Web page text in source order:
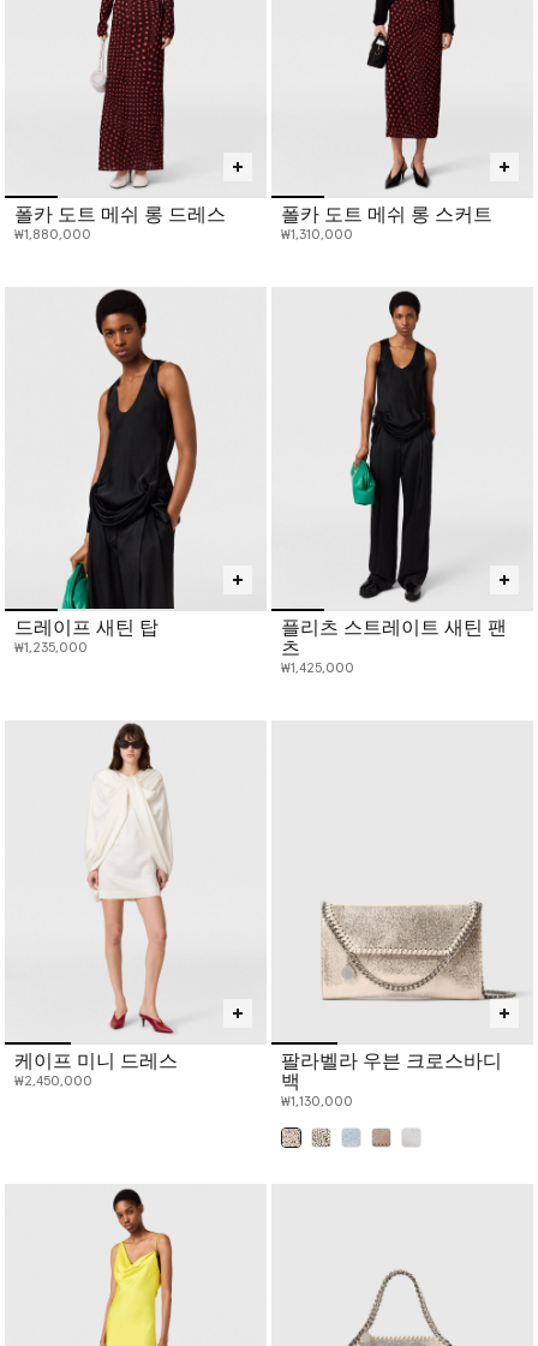
폴카 도트 메쉬 롱 드레스
₩1,880,000
폴카 도트 메쉬 롱 스커트
₩1,310,000
드레이프 새틴 탑
₩1,235,000
플리츠 스트레이트 새틴 팬
츠
₩1,425,000
케이프 미니 드레스
₩2,450,000
팔라벨라 우븐 크로스바디
백
₩1,130,000